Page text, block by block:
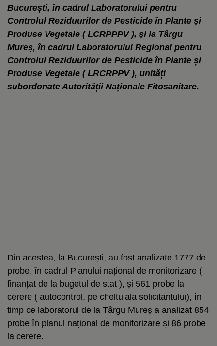
București, în cadrul Laboratorului pentru
Controlul Reziduurilor de Pesticide în Plante și
Produse Vegetale ( LCRPPPV ), și la Târgu
Mureș, în cadrul Laboratorului Regional pentru
Controlul Reziduurilor de Pesticide în Plante și
Produse Vegetale ( LRCRPPV ), unități
subordonate Autorității Naționale Fitosanitare.
Din acestea, la București, au fost analizate 1777 de
probe, în cadrul Planului național de monitorizare (
finanțat de la bugetul de stat ), și 561 probe la
cerere ( autocontrol, pe cheltuiala solicitantului), în
timp ce laboratorul de la Târgu Mureș a analizat 854
probe în planul național de monitorizare și 86 probe
la cerere.